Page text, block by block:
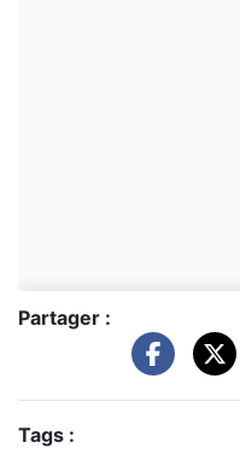
Partager :
Tags :